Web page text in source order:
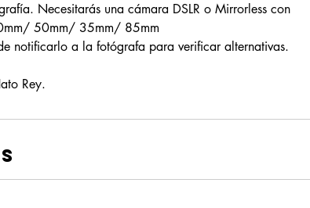
Necesitarás una cámara DSLR o Mirrorless con
50mm/ 35mm/ 85mm
notificarlo a la fotógrafa para verificar alternativas.
Rey.